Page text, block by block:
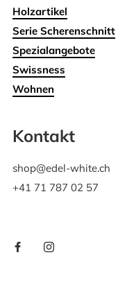
Holzartikel
Serie Scherenschnitt
Spezialangebote
Swissness
Wohnen
Kontakt
shop@edel-white.ch
+41 71 787 02 57